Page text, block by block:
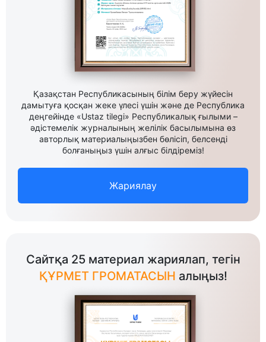
Қазақстан Республикасының білім беру жүйесін
дамытуға қосқан жеке үлесі үшін және де Республика
деңгейінде «Ustaz tilegi» Республикалық ғылыми –
әдістемелік журналының желілік басылымына өз
авторлық материалыңызбен бөлісіп, белсенді
болғаныңыз үшін алғыс білдіреміз!
Жариялау
Сайтқа 25 материал жариялап, тегін
ҚҰРМЕТ ГРОМАТАСЫН алыңыз!